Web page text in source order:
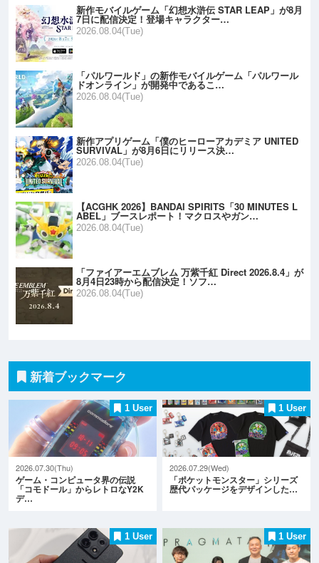
新作モバイルゲーム「幻想水滸伝 STAR LEAP」が8月
7日に配信決定！登場キャラクター…
2026.08.04(Tue)
「パルワールド」の新作モバイルゲーム「パルワール
ドオンライン」が開発中であるこ…
2026.08.04(Tue)
新作アプリゲーム「僕のヒーローアカデミア UNITED
SURVIVAL」が8月6日にリリース決…
2026.08.04(Tue)
【ACGHK 2026】BANDAI SPIRITS「30 MINUTES L
ABEL」ブースレポート！マクロスやガン…
2026.08.04(Tue)
「ファイアーエムブレム 万紫千紅 Direct 2026.8.4」が
8月4日23時から配信決定！ソフ…
2026.08.04(Tue)
新着ブックマーク
1 User
2026.07.30(Thu)
ゲーム・コンピュータ界の伝説
「コモドール」からレトロなY2K
デ…
1 User
2026.07.29(Wed)
「ポケットモンスター」シリーズ
歴代パッケージをデザインした…
1 User 1 User